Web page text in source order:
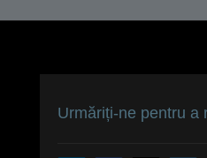
Urmăriți-ne pentru a